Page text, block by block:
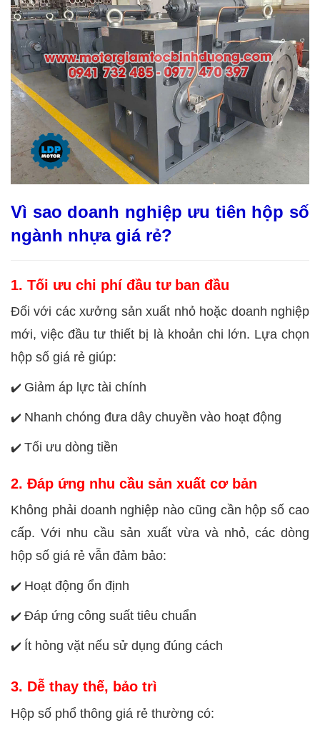
Vì sao doanh nghiệp ưu tiên hộp số
ngành nhựa giá rẻ?
1. Tối ưu chi phí đầu tư ban đầu
Đối với các xưởng sản xuất nhỏ hoặc doanh nghiệp
mới, việc đầu tư thiết bị là khoản chi lớn. Lựa chọn
hộp số giá rẻ giúp:
✔️ Giảm áp lực tài chính
✔️ Nhanh chóng đưa dây chuyền vào hoạt động
✔️ Tối ưu dòng tiền
2. Đáp ứng nhu cầu sản xuất cơ bản
Không phải doanh nghiệp nào cũng cần hộp số cao
cấp. Với nhu cầu sản xuất vừa và nhỏ, các dòng
hộp số giá rẻ vẫn đảm bảo:
✔️ Hoạt động ổn định
✔️ Đáp ứng công suất tiêu chuẩn
✔️ Ít hỏng vặt nếu sử dụng đúng cách
3. Dễ thay thế, bảo trì
Hộp số phổ thông giá rẻ thường có: